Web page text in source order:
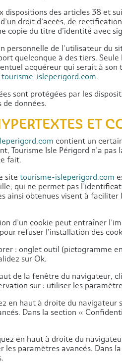
dispositions des articles 38 et
droit d’accès, de
copie du titre d’identité avec
personnelle de l’utilisateur du
quelconque à des tiers.
acquéreur qui serait à
tourisme-isleperigord.com.
sont protégées par les
de données.
ET
contient un
Tourisme Isle Périgord n’a
fait.
site tourisme-isleperigord.com
qui ne permet pas
ainsi obtenues visent à
d’un cookie peut entraîner
refuser l’installation des
: onglet outil (pictogramme
sur Ok.
de la fenêtre du navigateur,
sur : utiliser les
en haut à droite du
Dans la section «
en haut à droite du
les paramètres avancés. Dans